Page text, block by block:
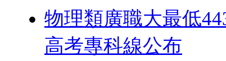
物理類廣職大最低
高考專科線公布